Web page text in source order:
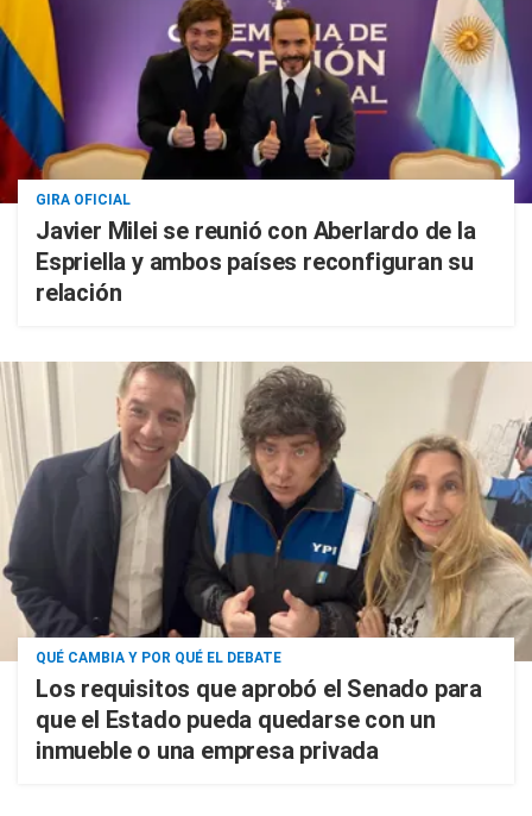
GIRA OFICIAL
Javier Milei se reunió con Aberlardo de la
Espriella y ambos países reconfiguran su
relación
QUÉ CAMBIA Y POR QUÉ EL DEBATE
Los requisitos que aprobó el Senado para
que el Estado pueda quedarse con un
inmueble o una empresa privada